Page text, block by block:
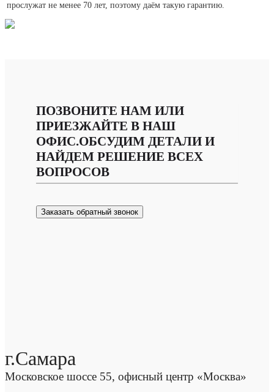
прослужат не менее 70 лет, поэтому даём такую гарантию.
ПОЗВОНИТЕ НАМ ИЛИ
ПРИЕЗЖАЙТЕ В НАШ
ОФИС.ОБСУДИМ ДЕТАЛИ И
НАЙДЕМ РЕШЕНИЕ ВСЕХ
ВОПРОСОВ
Заказать обратный звонок
г.Самара
Московское шоссе 55, офисный центр «Москва»